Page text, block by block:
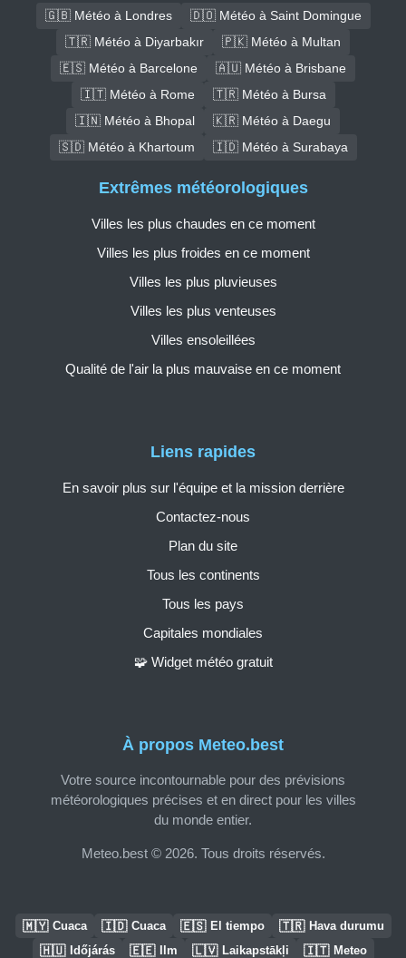
🇬🇧 Météo à Londres
🇩🇴 Météo à Saint Domingue
🇹🇷 Météo à Diyarbakır
🇵🇰 Météo à Multan
🇪🇸 Météo à Barcelone
🇦🇺 Météo à Brisbane
🇮🇹 Météo à Rome
🇹🇷 Météo à Bursa
🇮🇳 Météo à Bhopal
🇰🇷 Météo à Daegu
🇸🇩 Météo à Khartoum
🇮🇩 Météo à Surabaya
À propos Meteo.best
Votre source incontournable pour des prévisions
météorologiques précises et en direct pour les villes
du monde entier.
Meteo.best © 2026. Tous droits réservés.
Liens rapides
En savoir plus sur l'équipe et la mission derrière
Contactez-nous
Plan du site
Tous les continents
Tous les pays
Capitales mondiales
🧩 Widget météo gratuit
Extrêmes météorologiques
Villes les plus chaudes en ce moment
Villes les plus froides en ce moment
Villes les plus pluvieuses
Villes les plus venteuses
Villes ensoleillées
Qualité de l'air la plus mauvaise en ce moment
🇲🇾 Cuaca 🇮🇩 Cuaca 🇪🇸 El tiempo 🇹🇷 Hava durumu
🇭🇺 Időjárás 🇪🇪 Ilm 🇱🇻 Laikapstākļi 🇮🇹 Meteo